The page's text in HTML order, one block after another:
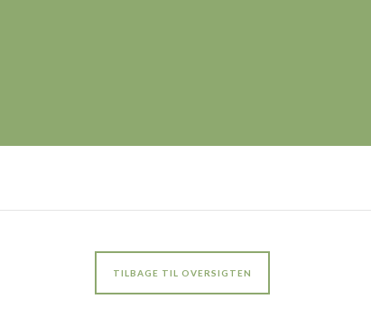
TILBAGE TIL OVERSIGTEN